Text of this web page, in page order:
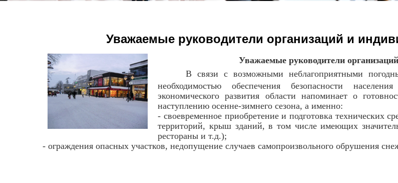
Уважаемые руководители организаций и
Уважаемые руководители
В связи с возможными неблагоприятными
необходимостью обеспечения безопасности
экономического развития области напоминает о
наступлению осенне-зимнего сезона, а именно:
- своевременное приобретение и подготовка технических
территорий, крыш зданий, в том числе имеющих
рестораны и т.д.);
- ограждения опасных участков, недопущение случаев самопроизвольного обрушения